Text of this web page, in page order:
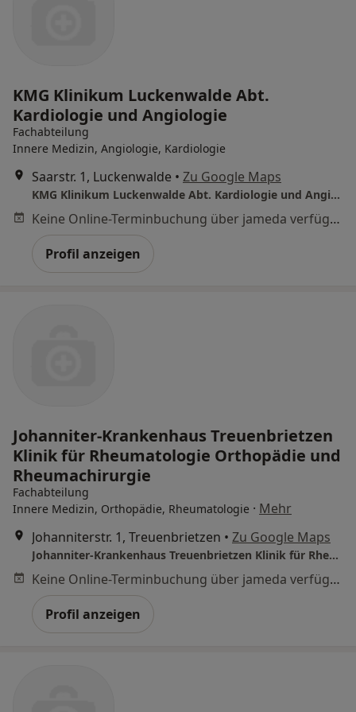
KMG Klinikum Luckenwalde Abt.
Kardiologie und Angiologie
Fachabteilung
Innere Medizin, Angiologie, Kardiologie
Saarstr. 1, Luckenwalde • Zu Google Maps
KMG Klinikum Luckenwalde Abt. Kardiologie und Angiologie
Keine Online-Terminbuchung über jameda verfügbar
Profil anzeigen
Johanniter-Krankenhaus Treuenbrietzen
Klinik für Rheumatologie Orthopädie und
Rheumachirurgie
Fachabteilung
Innere Medizin, Orthopädie, Rheumatologie · Mehr
Johanniterstr. 1, Treuenbrietzen • Zu Google Maps
Johanniter-Krankenhaus Treuenbrietzen Klinik für Rheumatologie Orthopädie und Rheumachirurgie
Keine Online-Terminbuchung über jameda verfügbar
Profil anzeigen